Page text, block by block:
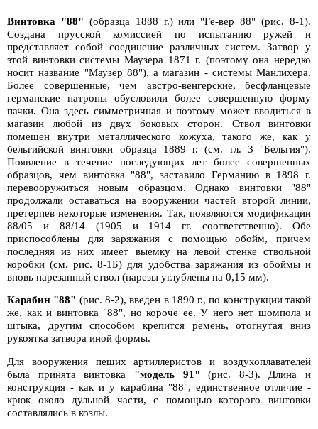
Винтовка "88" (образца 1888 г.) или "Ге-вер 88" (рис. 8-1).
Создана прусской комиссией по испытанию ружей и
представляет собой соединение различных систем. Затвор у
этой винтовки системы Маузера 1871 г. (поэтому она нередко
носит название "Маузер 88"), а магазин - системы Манлихера.
Более совершенные, чем австро-венгерские, бесфланцевые
германские патроны обусловили более совершенную форму
пачки. Она здесь симметричная и поэтому может вводиться в
магазин любой из двух боковых сторон. Ствол винтовки
помещен внутри металлического кожуха, такого же, как у
бельгийской винтовки образца 1889 г. (см. гл. 3 "Бельгия").
Появление в течение последующих лет более совершенных
образцов, чем винтовка "88", заставило Германию в 1898 г.
перевооружиться новым образцом. Однако винтовки "88"
продолжали оставаться на вооружении частей второй линии,
претерпев некоторые изменения. Так, появляются модификации
88/05 и 88/14 (1905 и 1914 гг. соответственно). Обе
приспособлены для заряжания с помощью обойм, причем
последняя из них имеет выемку на левой стенке ствольной
коробки (см. рис. 8-1Б) для удобства заряжания из обоймы и
вновь нарезанный ствол (нарезы углублены на 0,15 мм).
Карабин "88" (рис. 8-2), введен в 1890 г., по конструкции такой
же, как и винтовка "88", но короче ее. У него нет шомпола и
штыка, другим способом крепится ремень, отогнутая вниз
рукоятка затвора иной формы.
Для вооружения пеших артиллеристов и воздухоплавателей
была принята винтовка "модель 91" (рис. 8-3). Длина и
конструкция - как и у карабина "88", единственное отличие -
крюк около дульной части, с помощью которого винтовки
составлялись в козлы.